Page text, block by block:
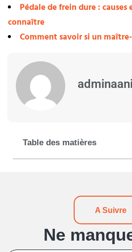
Pédale de frein dure :
connaître
Comment savoir si un
Table des matières
A Suivre
Ne